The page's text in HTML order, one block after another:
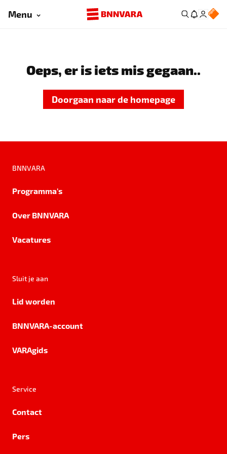
Menu
Oeps, er is iets mis gegaan..
Doorgaan naar de homepage
BNNVARA
Programma's
Over BNNVARA
Vacatures
Sluit je aan
Lid worden
BNNVARA-account
VARAgids
Service
Contact
Pers